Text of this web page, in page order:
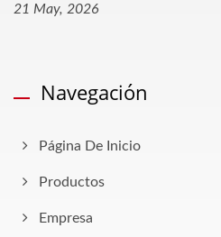
21 May, 2026
Navegación
Página De Inicio
Productos
Empresa